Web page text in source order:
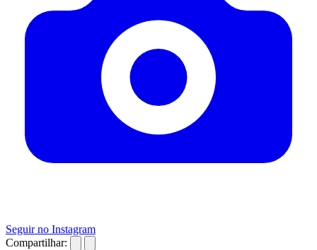
Seguir no Instagram
Compartilhar: